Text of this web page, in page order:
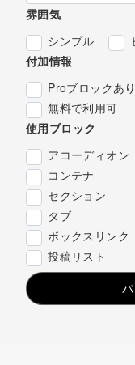
雰囲気
シンプル
付加情報
Proブロックあり
無料で利用可
使用ブロック
アコーディオン
コンテナ
セクション
タブ
ボックスリンク
投稿リスト